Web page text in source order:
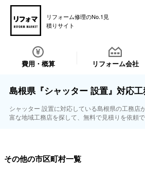
リフォーム修理のNo.1見
積りサイト
費用・概算 リフォーム会社
島根県『シャッター 設置』対応
シャッター 設置に対応している島根県の工務店
富な地域工務店を探して、無料で見積りを依頼で
その他の市区町村一覧